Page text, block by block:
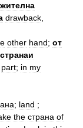
drawback
other hand; от
странаи
part; in my
; land ;
the страна of